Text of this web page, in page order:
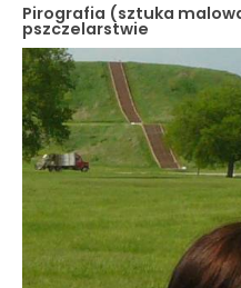
Pirografia (sztuka
pszczelarstwie